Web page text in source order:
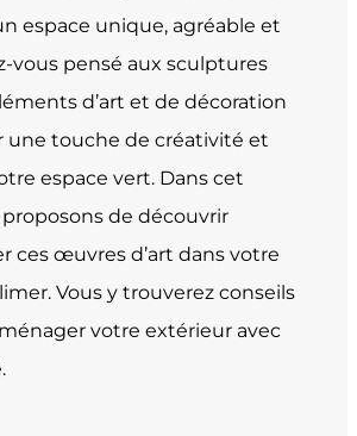
espace unique, agréable et
vous pensé aux sculptures
d’art et de décoration
une touche de créativité et
espace vert. Dans cet
de découvrir
ces œuvres d’art dans votre
Vous y trouverez conseils
votre extérieur avec